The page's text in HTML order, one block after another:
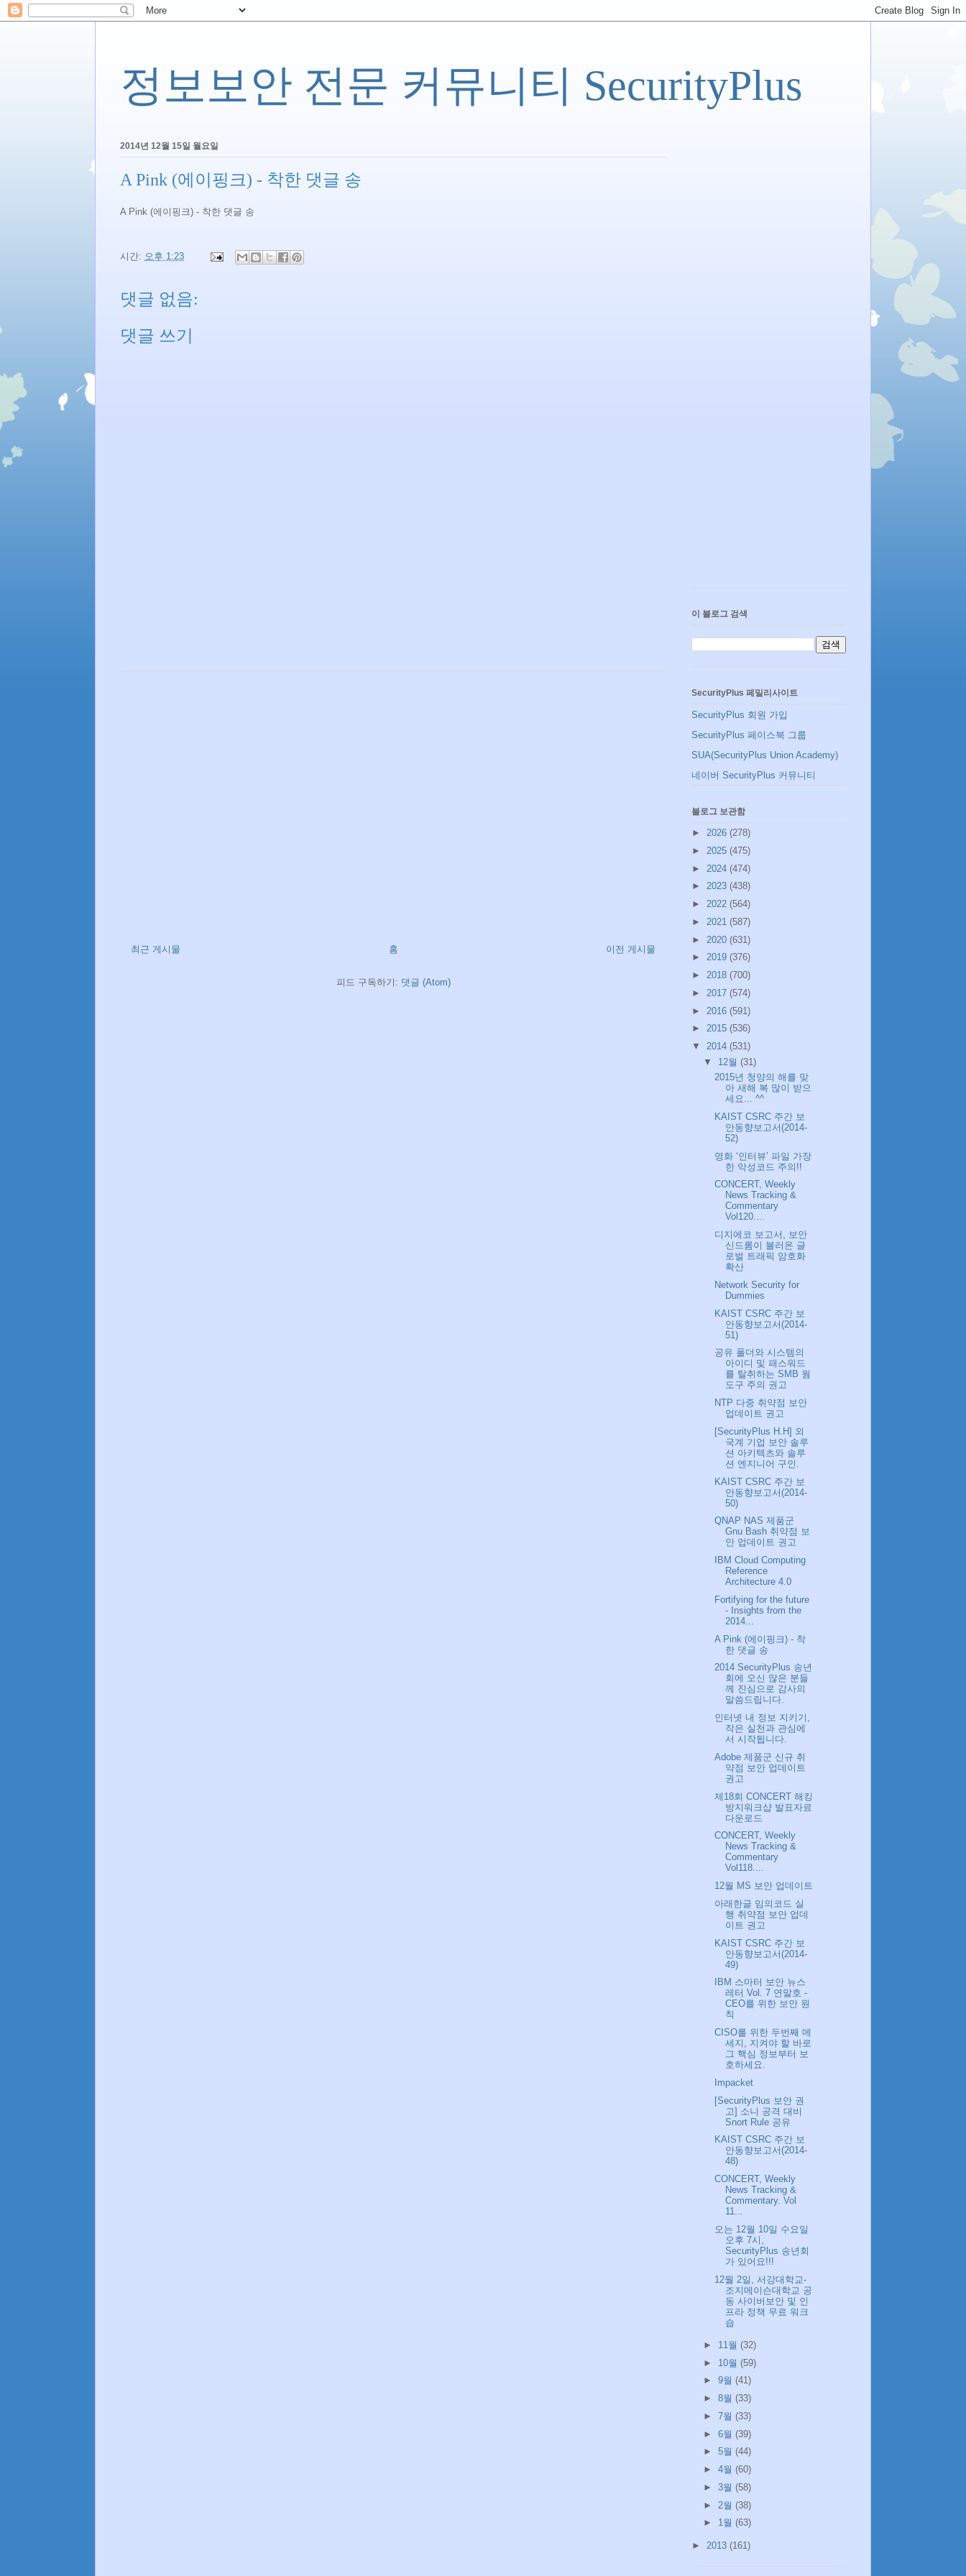
정보보안 전문 커뮤니티 SecurityPlus
2014년 12월 15일 월요일
A Pink (에이핑크) - 착한 댓글 송
A Pink (에이핑크) - 착한 댓글 송
시간: 오후 1:23
댓글 없음:
댓글 쓰기
최근 게시물 이전 게시물
홈
피드 구독하기: 댓글 (Atom)
이 블로그 검색
SecurityPlus 페밀리사이트
SecurityPlus 회원 가입
SecurityPlus 페이스북 그룹
SUA(SecurityPlus Union Academy)
네이버 SecurityPlus 커뮤니티
블로그 보관함
► 2026 (278)
► 2025 (475)
► 2024 (474)
► 2023 (438)
► 2022 (564)
► 2021 (587)
► 2020 (631)
► 2019 (376)
► 2018 (700)
► 2017 (574)
► 2016 (591)
► 2015 (536)
▼ 2014 (531)
▼ 12월 (31)
2015년 청양의 해를 맞
아 새해 복 많이 받으
세요... ^^
KAIST CSRC 주간 보
안동향보고서(2014-
52)
영화 ‘인터뷰’ 파일 가장
한 악성코드 주의!!
CONCERT, Weekly
News Tracking &
Commentary
Vol120....
디지에코 보고서, 보안
신드롬이 불러온 글
로벌 트래픽 암호화
확산
Network Security for
Dummies
KAIST CSRC 주간 보
안동향보고서(2014-
51)
공유 폴더와 시스템의
아이디 및 패스워드
를 탈취하는 SMB 웜
도구 주의 권고
NTP 다중 취약점 보안
업데이트 권고
[SecurityPlus H.H] 외
국계 기업 보안 솔루
션 아키텍츠와 솔루
션 엔지니어 구인.
KAIST CSRC 주간 보
안동향보고서(2014-
50)
QNAP NAS 제품군
Gnu Bash 취약점 보
안 업데이트 권고
IBM Cloud Computing
Reference
Architecture 4.0
Fortifying for the future
- Insights from the
2014...
A Pink (에이핑크) - 착
한 댓글 송
2014 SecurityPlus 송년
회에 오신 많은 분들
께 진심으로 감사의
말씀드립니다.
인터넷 내 정보 지키기,
작은 실천과 관심에
서 시작됩니다.
Adobe 제품군 신규 취
약점 보안 업데이트
권고
제18회 CONCERT 해킹
방지워크샵 발표자료
다운로드
CONCERT, Weekly
News Tracking &
Commentary
Vol118....
12월 MS 보안 업데이트
아래한글 임의코드 실
행 취약점 보안 업데
이트 권고
KAIST CSRC 주간 보
안동향보고서(2014-
49)
IBM 스마터 보안 뉴스
레터 Vol. 7 연말호 -
CEO를 위한 보안 원
칙
CISO를 위한 두번째 메
세지, 지켜야 할 바로
그 핵심 정보부터 보
호하세요.
Impacket
[SecurityPlus 보안 권
고] 소니 공격 대비
Snort Rule 공유
KAIST CSRC 주간 보
안동향보고서(2014-
48)
CONCERT, Weekly
News Tracking &
Commentary. Vol
11...
오는 12월 10일 수요일
오후 7시,
SecurityPlus 송년회
가 있어요!!!
12월 2일, 서강대학교-
조지메이슨대학교 공
동 사이버보안 및 인
프라 정책 무료 워크
숍
► 11월 (32)
► 10월 (59)
► 9월 (41)
► 8월 (33)
► 7월 (33)
► 6월 (39)
► 5월 (44)
► 4월 (60)
► 3월 (58)
► 2월 (38)
► 1월 (63)
► 2013 (161)